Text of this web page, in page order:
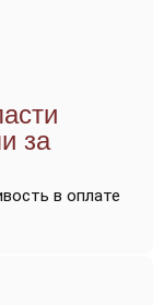
за
в оплате